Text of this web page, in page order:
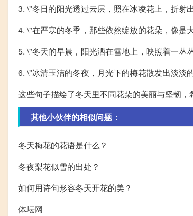
3. \"冬日的阳光透过云层，照在冰凌花上，折射
4. \"在严寒的冬季，那些依然绽放的花朵，像是
5. \"冬天的早晨，阳光洒在雪地上，映照着一丛
6. \"冰清玉洁的冬夜，月光下的梅花散发出淡淡
这些句子描绘了冬天里不同花朵的美丽与坚韧
其他小伙伴的相似问题：
冬天梅花的花语是什么？
冬夜梨花似雪的出处？
如何用诗句形容冬天开花的美？
体坛网